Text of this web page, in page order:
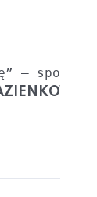
sposób